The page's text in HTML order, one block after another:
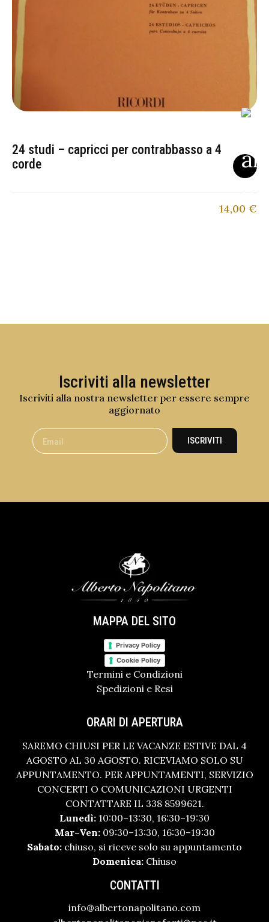
24 studi – capricci per contrabbasso a 4
corde
14,00 €
Iscriviti alla newsletter
Iscriviti alla nostra newsletter per essere sempre
aggiornato
ISCRIVITI
MAPPA DEL SITO
Privacy Policy
Cookie Policy
Termini e Condizioni
Spedizioni e Resi
ORARI DI APERTURA
SAREMO CHIUSI PER LE VACANZE ESTIVE DAL 4
AGOSTO AL 30 AGOSTO. RICEVIAMO SOLO SU
APPUNTAMENTO. PER APPUNTAMENTI, SERVIZIO
CONCERTI O COMUNICAZIONI URGENTI
CONTATTARE IL 338 8599621.
Lunedì: 10:00–13:30, 16:30–19:30
Mar–Ven:09:30–13:30, 16:30–19:30
Sabato: chiuso, si riceve solo su appuntamento
Domenica: Chiuso
CONTATTI
info@albertonapolitano.com